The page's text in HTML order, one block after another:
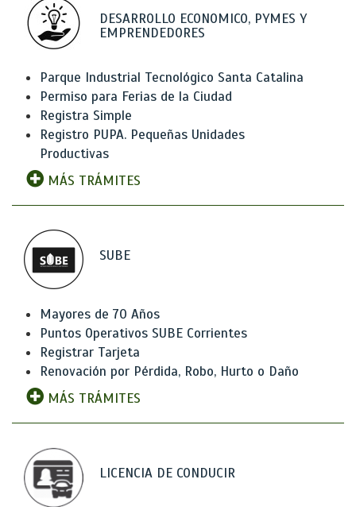
DESARROLLO ECONOMICO, PYMES Y
EMPRENDEDORES
Parque Industrial Tecnológico Santa Catalina
Permiso para Ferias de la Ciudad
Registra Simple
Registro PUPA. Pequeñas Unidades
Productivas
MÁS TRÁMITES
SUBE
Mayores de 70 Años
Puntos Operativos SUBE Corrientes
Registrar Tarjeta
Renovación por Pérdida, Robo, Hurto o Daño
MÁS TRÁMITES
LICENCIA DE CONDUCIR